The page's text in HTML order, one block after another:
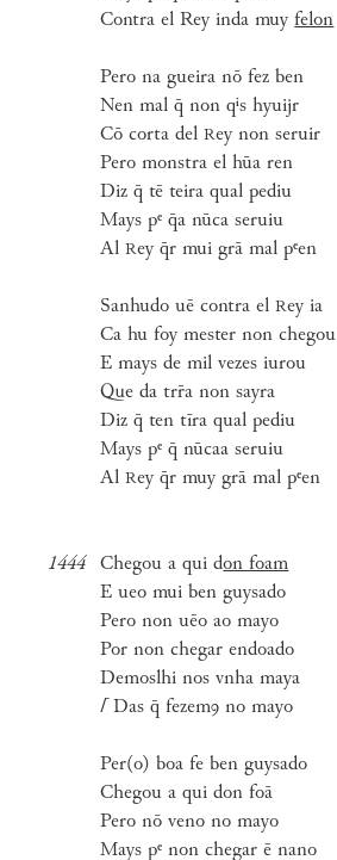
Contra el Rey inda muyfelon
Pero na gueira nō fez ben
Nen mal q̄ non qⁱs hyuijr
Cō corta delRey non seruir
Pero monstra el hūa ren
Diz q̄ tē teira qual pediu
Mays pᵉ q̄a nūca seruiu
AlRey q̄r mui grā mal pᵉen
Sanhudo uē contra elRey ia
Ca hu foy mester non chegou
E mays de mil vezes iurou
Que da trr̄a non sayra
Diz q̄ ten tīra qual pediu
Mays pᵉ q̄ nūcaa seruiu
AlRey q̄r muy grā mal pᵉen
1444 Chegou a qui don foam
E ueo mui ben guysado
Pero non uēo ao mayo
Por non chegar endoado
Demoslhi nos vnha maya
⌈ Das q̄ fezemꝯ no mayo
Per(o) boa fe ben guysado
Chegou a qui don foā
Pero nō veno no mayo
Mays pᵉ non chegar ē nano